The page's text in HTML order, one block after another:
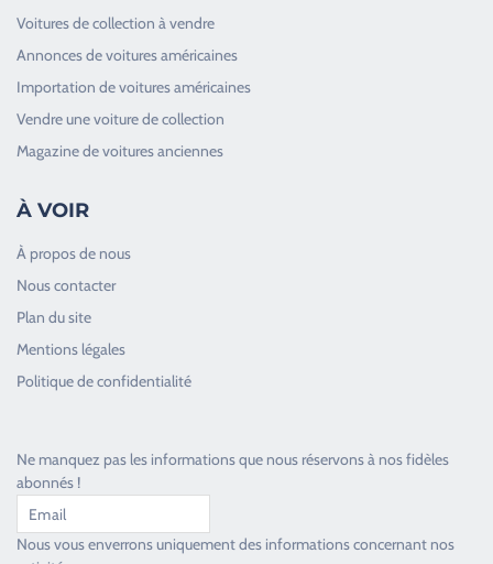
Voitures de collection à vendre
Annonces de voitures américaines
Importation de voitures américaines
Vendre une voiture de collection
Magazine de voitures anciennes
À VOIR
À propos de nous
Nous contacter
Plan du site
Mentions légales
Politique de confidentialité
Ne manquez pas les informations que nous réservons à nos fidèles
abonnés !
Nous vous enverrons uniquement des informations concernant nos
Toujours heureux d'aider les passionnés